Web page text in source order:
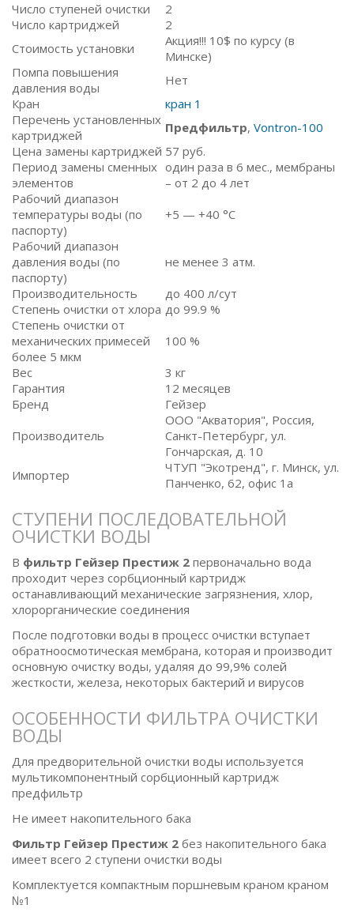
Число ступеней очистки
2
Число картриджей
2
Стоимость установки
Акция!!! 10$ по курсу (в
Минске)
Помпа повышения
давления воды
Нет
Кран
кран 1
Перечень установленных
картриджей
Предфильтр, Vontron-100
Цена замены картриджей 57 руб.
Период замены сменных
элементов
один раза в 6 мес., мембраны
– от 2 до 4 лет
Рабочий диапазон
температуры воды (по
паспорту)
+5 — +40 °C
Рабочий диапазон
давления воды (по
паспорту)
не менее 3 атм.
Производительность
до 400 л/сут
Степень очистки от хлора до 99.9 %
Степень очистки от
механических примесей
более 5 мкм
100 %
Вес
3 кг
Гарантия
12 месяцев
Бренд
Гейзер
Производитель
ООО "Акватория", Россия,
Санкт-Петербург, ул.
Гончарская, д. 10
Импортер
ЧТУП "Экотренд", г. Минск, ул.
Панченко, 62, офис 1а
СТУПЕНИ ПОСЛЕДОВАТЕЛЬНОЙ
ОЧИСТКИ ВОДЫ
В фильтр Гейзер Престиж 2 первоначально вода
проходит через сорбционный картридж
останавливающий механические загрязнения, хлор,
хлорорганические соединения
После подготовки воды в процесс очистки вступает
обратноосмотическая мембрана, которая и производит
основную очистку воды, удаляя до 99,9% солей
жесткости, железа, некоторых бактерий и вирусов
ОСОБЕННОСТИ ФИЛЬТРА ОЧИСТКИ
ВОДЫ
Для предворительной очистки воды используется
мультикомпонентный сорбционный картридж
предфильтр
Не имеет накопительного бака
Фильтр Гейзер Престиж 2 без накопительного бака
имеет всего 2 ступени очистки воды
Комплектуется компактным поршневым краном краном
№1